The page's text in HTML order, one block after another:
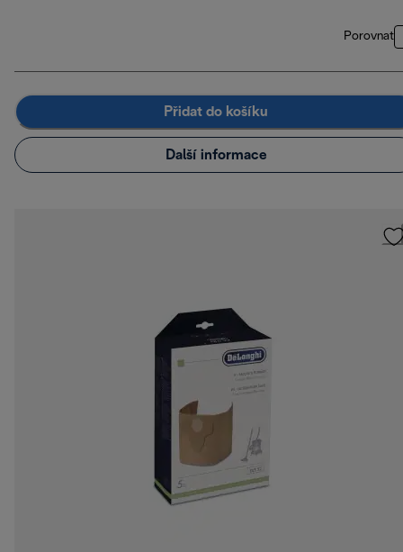
Porovnat
Přidat do košíku
Další informace